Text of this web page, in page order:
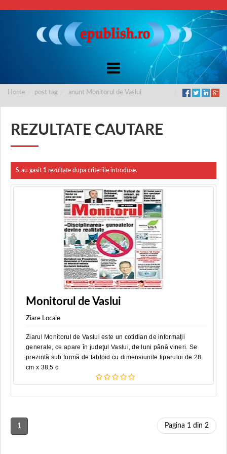
Home post tag anunt Monitorul de Vaslui
REZULTATE CAUTARE
S-au gasit 1 rezultate dupa criteriile introduse.
Monitorul de Vaslui
Ziare Locale
Ziarul Monitorul de Vaslui este un cotidian de informaţii
generale, ce apare în judeţul Vaslui, de luni până vineri. Se
prezintă sub formă de tabloid cu dimensiunile tiparului de 28
cm x 38,5 c
1 Pagina 1 din 2